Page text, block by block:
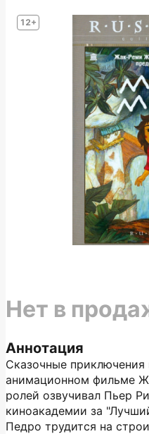
12+
Аннотация
Сказочные
анимационном фильме
ролей озвучивал Пьер
киноакадемии за
Педро трудится на
Нет в